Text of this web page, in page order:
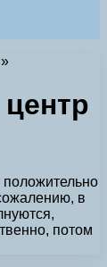
положительно
в
потом